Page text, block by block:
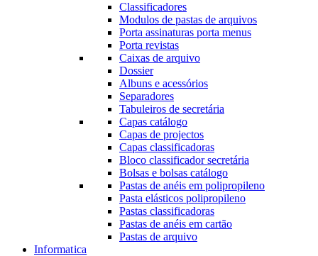
Classificadores
Modulos de pastas de arquivos
Porta assinaturas porta menus
Porta revistas
Caixas de arquivo
Dossier
Albuns e acessórios
Separadores
Tabuleiros de secretária
Capas catálogo
Capas de projectos
Capas classificadoras
Bloco classificador secretária
Bolsas e bolsas catálogo
Pastas de anéis em polipropileno
Pasta elásticos polipropileno
Pastas classificadoras
Pastas de anéis em cartão
Pastas de arquivo
Informatica